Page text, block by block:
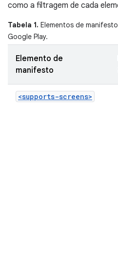
como a filtragem de cada
Tabela 1. Elementos de
Google Play.
Elemento de
manifesto
<supports-screens>